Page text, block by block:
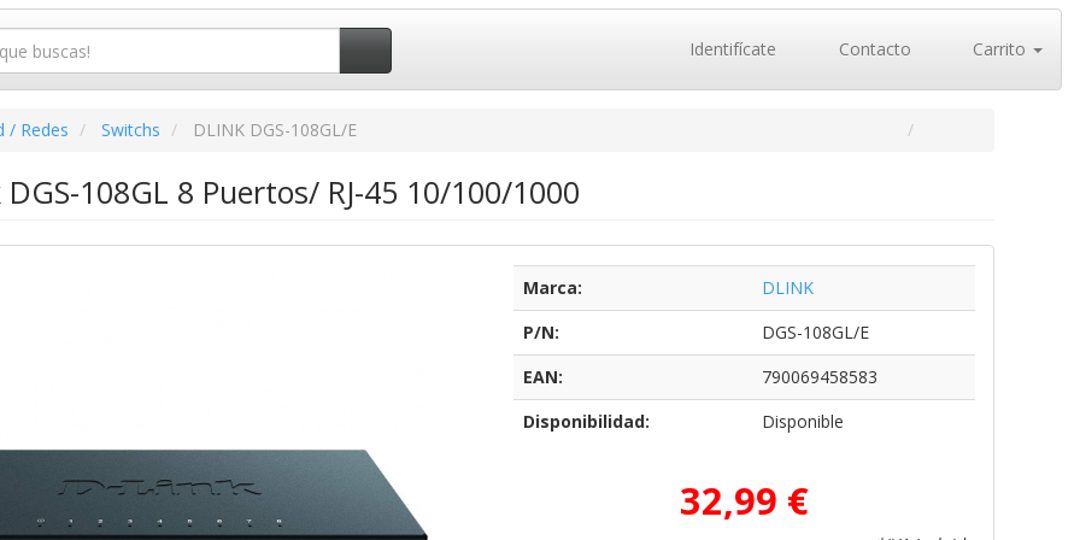
Identifícate Contacto Carrito
/ Redes Switchs DLINK DGS-108GL/E
108GL 8 Puertos/ RJ-45 10/100/1000
Marca:
DLINK
P/N:
DGS-108GL/E
EAN:
790069458583
Disponibilidad:
Disponible
32,99 €